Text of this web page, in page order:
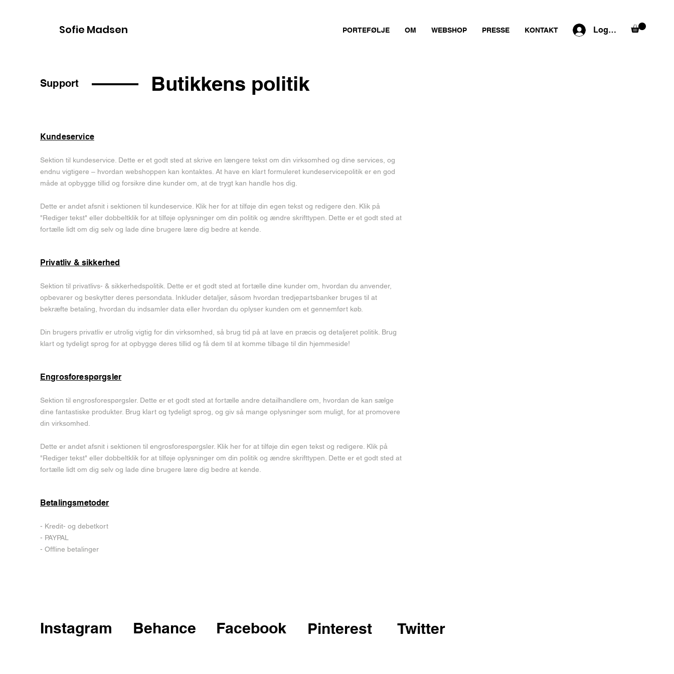
Sofie Madsen PORTEFØLJE OM WEBSHOP PRESSE KONTAKT Log ind
Support Butikkens politik
Kundeservice
Sektion til kundeservice. Dette er et godt sted at skrive en længere tekst om din virksomhed og dine services, og
endnu vigtigere – hvordan webshoppen kan kontaktes. At have en klart formuleret kundeservicepolitik er en god
måde at opbygge tillid og forsikre dine kunder om, at de trygt kan handle hos dig.
Dette er andet afsnit i sektionen til kundeservice. Klik her for at tilføje din egen tekst og redigere den. Klik på
"Rediger tekst" eller dobbeltklik for at tilføje oplysninger om din politik og ændre skrifttypen. Dette er et godt sted at
fortælle lidt om dig selv og lade dine brugere lære dig bedre at kende.
Privatliv & sikkerhed
Sektion til privatlivs- & sikkerhedspolitik. Dette er et godt sted at fortælle dine kunder om, hvordan du anvender,
opbevarer og beskytter deres persondata. Inkluder detaljer, såsom hvordan tredjepartsbanker bruges til at
bekræfte betaling, hvordan du indsamler data eller hvordan du oplyser kunden om et gennemført køb.
Din brugers privatliv er utrolig vigtig for din virksomhed, så brug tid på at lave en præcis og detaljeret politik. Brug
klart og tydeligt sprog for at opbygge deres tillid og få dem til at komme tilbage til din hjemmeside!
Engrosforespørgsler
Sektion til engrosforespørgsler. Dette er et godt sted at fortælle andre detailhandlere om, hvordan de kan sælge
dine fantastiske produkter. Brug klart og tydeligt sprog, og giv så mange oplysninger som muligt, for at promovere
din virksomhed.
Dette er andet afsnit i sektionen til engrosforespørgsler. Klik her for at tilføje din egen tekst og redigere. Klik på
"Rediger tekst" eller dobbeltklik for at tilføje oplysninger om din politik og ændre skrifttypen. Dette er et godt sted at
fortælle lidt om dig selv og lade dine brugere lære dig bedre at kende.
Betalingsmetoder
- Kredit- og debetkort
- PAYPAL
- Offline betalinger
Instagram Behance Facebook Pinterest Twitter